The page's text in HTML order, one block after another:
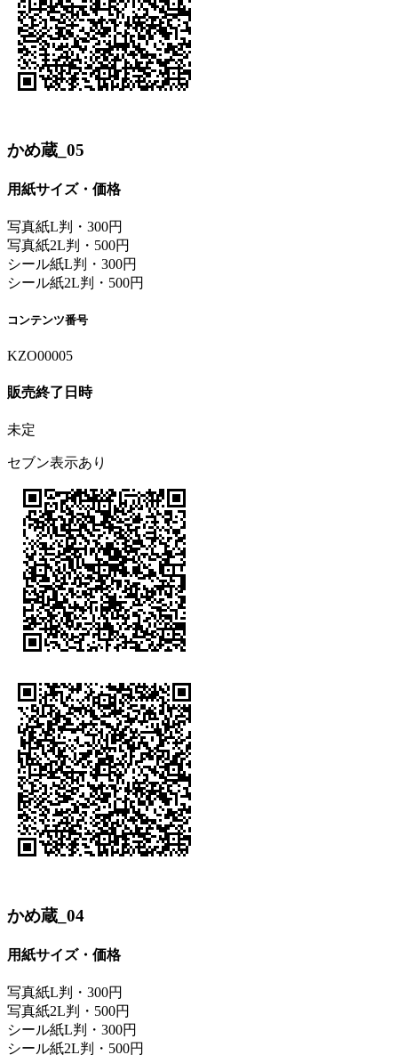
かめ蔵_05
用紙サイズ・価格
写真紙L判・300円
写真紙2L判・500円
シール紙L判・300円
シール紙2L判・500円
コンテンツ番号
KZO00005
販売終了日時
未定
セブン表示あり
かめ蔵_04
用紙サイズ・価格
写真紙L判・300円
写真紙2L判・500円
シール紙L判・300円
シール紙2L判・500円